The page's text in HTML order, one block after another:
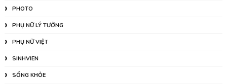
PHOTO
PHỤ NỮ LÝ TƯỞNG
PHỤ NỮ VIỆT
SINHVIEN
SỐNG KHỎE